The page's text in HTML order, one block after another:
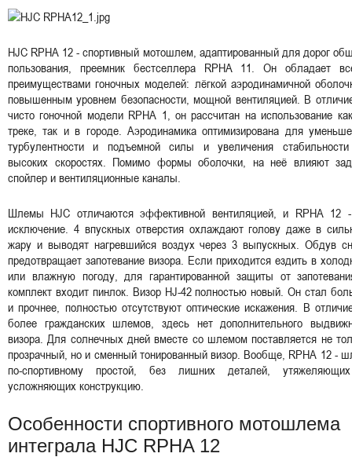
HJC RPHA 12 - спортивный мотошлем, адаптированный для дорог
пользования, преемник бестселлера RPHA 11. Он обладает
преимуществами гоночных моделей: лёгкой аэродинамичной
повышенным уровнем безопасности, мощной вентиляцией. В
чисто гоночной модели RPHA 1, он рассчитан на использование
треке, так и в городе. Аэродинамика оптимизирована для
турбулентности и подъемной силы и увеличения
высоких скоростях. Помимо формы оболочки, на неё влияют
спойлер и вентиляционные каналы.
Шлемы HJC отличаются эффективной вентиляцией, и RPHA 12
исключение. 4 впускных отверстия охлаждают голову даже в
жару и выводят нагревшийся воздух через 3 выпускных. Обдув
предотвращает запотевание визора. Если приходится ездить в
или влажную погоду, для гарантированной защиты от
комплект входит пинлок. Визор HJ-42 полностью новый. Он стал
и прочнее, полностью отсутствуют оптические искажения. В
более гражданских шлемов, здесь нет дополнительного
визора. Для солнечных дней вместе со шлемом поставляется не
прозрачный, но и сменный тонированный визор. Вообще, RPHA 12 -
по-спортивному простой, без лишних деталей,
усложняющих конструкцию.
Особенности спортивного мотошлема
интеграла HJC RPHA 12